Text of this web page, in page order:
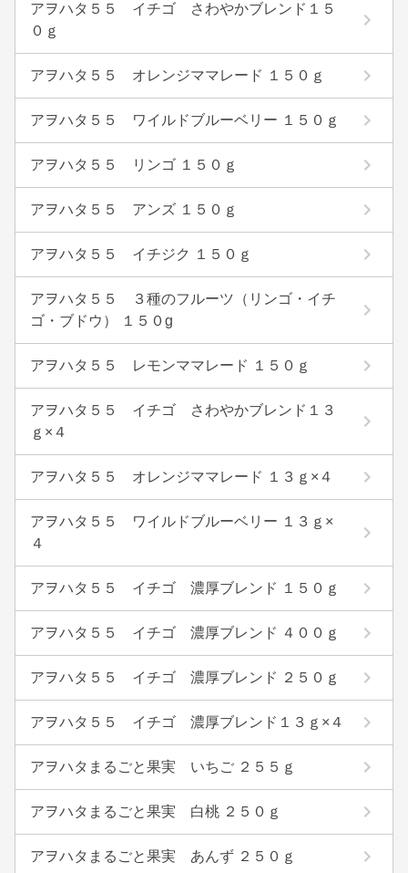
アヲハタ５５ イチゴ さわやかブレンド１５
０ｇ
アヲハタ５５ オレンジママレード １５０ｇ
アヲハタ５５ ワイルドブルーベリー １５０ｇ
アヲハタ５５ リンゴ １５０ｇ
アヲハタ５５ アンズ １５０ｇ
アヲハタ５５ イチジク １５０ｇ
アヲハタ５５ ３種のフルーツ（リンゴ・イチ
ゴ・ブドウ） １５０g
アヲハタ５５ レモンママレード １５０ｇ
アヲハタ５５ イチゴ さわやかブレンド１３
ｇ×４
アヲハタ５５ オレンジママレード １３ｇ×４
アヲハタ５５ ワイルドブルーベリー １３ｇ×
４
アヲハタ５５ イチゴ 濃厚ブレンド １５０ｇ
アヲハタ５５ イチゴ 濃厚ブレンド ４００ｇ
アヲハタ５５ イチゴ 濃厚ブレンド ２５０ｇ
アヲハタ５５ イチゴ 濃厚ブレンド１３ｇ×４
アヲハタまるごと果実 いちご ２５５ｇ
アヲハタまるごと果実 白桃 ２５０ｇ
アヲハタまるごと果実 あんず ２５０ｇ